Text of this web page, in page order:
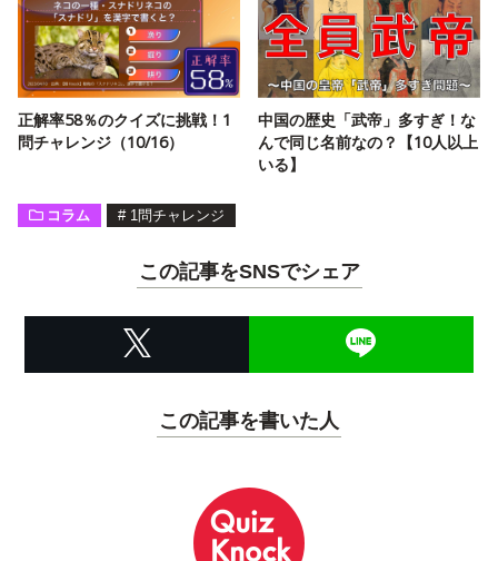
正解率58％のクイズに挑戦！1
問チャレンジ（10/16）
中国の歴史「武帝」多すぎ！な
んで同じ名前なの？【10人以上
いる】
コラム # 1問チャレンジ
この記事をSNSでシェア
この記事を書いた人